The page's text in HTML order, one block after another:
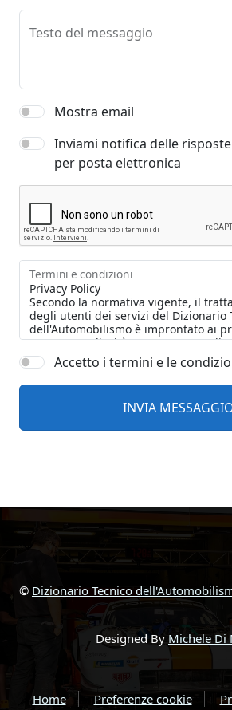
Testo del messaggio
Mostra email
Inviami notifica delle
per posta elettronica
Termini e condizioni
Accetto i termini e le
© Dizionario Tecnico
Designed By Michele Di
Home Preferenze cookie